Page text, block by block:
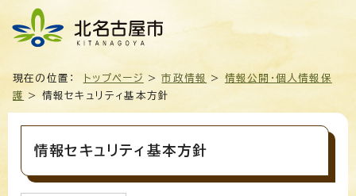
現在の位置： トップページ >市政情報 > 情報公開・個人情報保
護
> 情報セキュリティ基本方針
情報セキュリティ基本方針